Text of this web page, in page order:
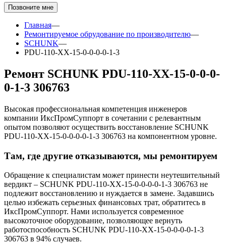
Позвоните мне
Главная—
Ремонтируемое обрудование по производителю—
SCHUNK—
PDU-110-XX-15-0-0-0-0-1-3
Ремонт SCHUNK PDU-110-XX-15-0-0-0-
0-1-3 306763
Высокая профессиональная компетенция инженеров
компании ИксПромСуппорт в сочетании с релевантным
опытом позволяют осуществить восстановление SCHUNK
PDU-110-XX-15-0-0-0-0-1-3 306763 на компонентном уровне.
Там, где другие отказываются, мы ремонтируем
Обращение к специалистам может принести неутешительный
вердикт – SCHUNK PDU-110-XX-15-0-0-0-0-1-3 306763 не
подлежит восстановлению и нуждается в замене. Задавшись
целью избежать серьезных финансовых трат, обратитесь в
ИксПромСуппорт. Нами используется современное
высокоточное оборудование, позволяющее вернуть
работоспособность SCHUNK PDU-110-XX-15-0-0-0-0-1-3
306763 в 94% случаев.